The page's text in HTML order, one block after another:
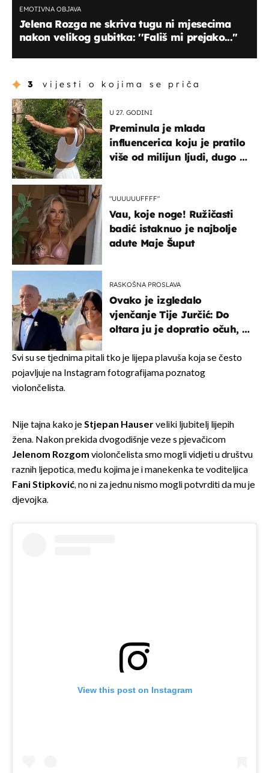
EMOTIVNA OBJAVA
Jelena Rozga ne skriva tugu ni mjesecima
nakon velikog gubitka: ''Fališ mi prejako...''
3 vijesti o kojima se priča
U 27. GODINI
Preminula je mlada
influencerica koju je pratilo
više od milijun ljudi, dugo se
"UUUUUUFFFF"
Vau, koje noge! Ružičasti
badić istaknuo je najbolje
adute Maje Šuput
RASKOŠNA PROSLAVA
Ovako je izgledalo
vjenčanje Tije Jurčić: Do
oltara ju je dopratio očuh, a
Svi su se tjednima pitali tko je lijepa plavuša koja se često
pojavljuje na Instagram fotografijama poznatog
violončelista.
Nije tajna kako jeStjepan Hauserveliki ljubitelj lijepih
žena. Nakon prekida dvogodišnje veze s pjevačicom
Jelenom Rozgom violončelista smo mogli vidjeti u društvu
raznih ljepotica, među kojima je i manekenka te voditeljica
Fani Stipković, no ni za jednu nismo mogli potvrditi da mu je
djevojka.
View this post on Instagram